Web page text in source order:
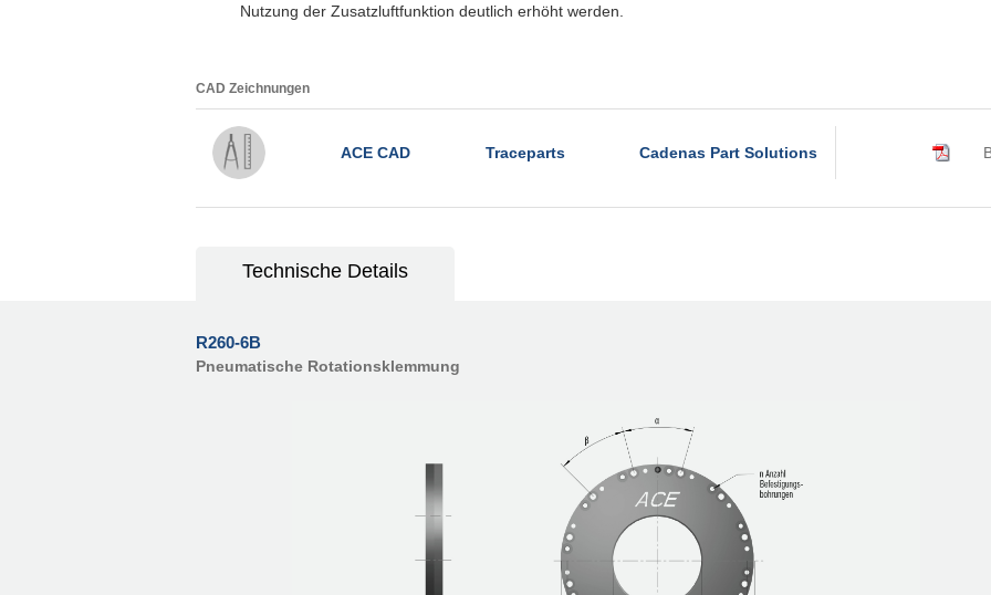
Nutzung der Zusatzluftfunktion deutlich erhöht werden.
CAD Zeichnungen
ACE CAD Traceparts Cadenas Part Solutions
Technische Details
R260-6B
Pneumatische Rotationsklemmung